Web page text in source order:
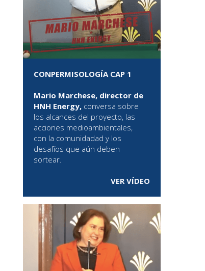
CONPERMISOLOGÍA CAP 1
Mario Marchese, director de
HNH Energy, conversa sobre
los alcances del proyecto, las
acciones medioambientales,
con la comunidadad y los
desafíos que aún deben
sortear.
VER VÍDEO